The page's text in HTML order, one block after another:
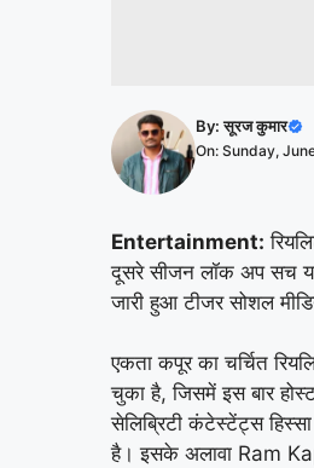
By:सूरज कुमार
On: Sunday,
Entertainment:
दूसरे सीजन लॉक अप सच
जारी हुआ टीजर सोशल
एकता कपूर का चर्चित
चुका है, जिसमें इस बार
सेलिब्रिटी कंटेस्टेंट्स
है। इसके अलावा Ram